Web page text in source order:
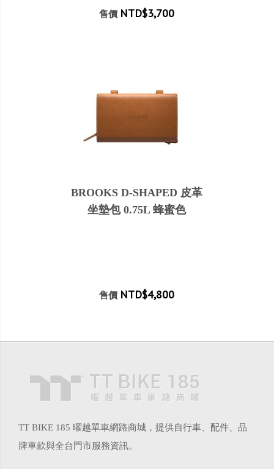
售價 NTD$3,700
BROOKS D-SHAPED 皮革
坐墊包 0.75L 蜂蜜色
售價 NTD$4,800
TT BIKE 185 曜越單車網路商城，提供自行車、配件、品
牌車款與全台門市服務資訊。